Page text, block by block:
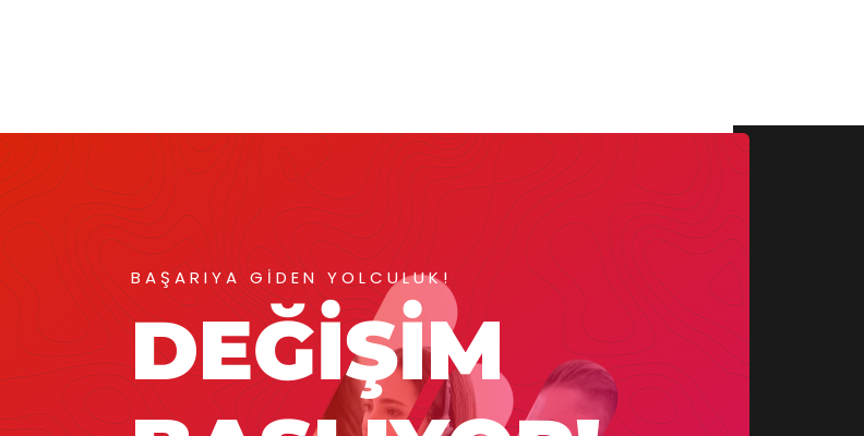
BAŞARIYA GİDEN YOLCULUK!
DEĞİŞİM